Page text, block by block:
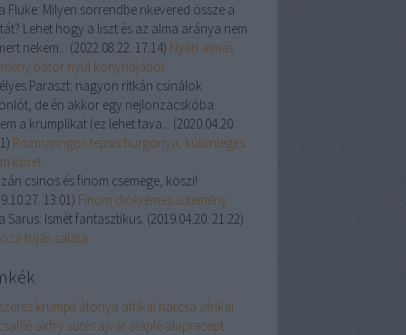
Fluke: Milyen sorrendbe nkevered össze a
Lehet hogy a liszt és az alma aránya nem
nekem... (2022.08.22. 17:14) Nyári almás
bátor nyúl konyhájából.
Paraszt: nagyon ritkán csinálok
de én akkor egy nejlonzacskóba
a krumplikat (ez lehet tava... (2020.04.20.
) Rozmaringos tepsis burgonya, különleges
köret.
csinos és finom csemege, köszi!
13:01) Finom diókrémes sütemény.
Sarus: Ismét fantasztikus. (2019.04.20. 21:22)
tojás saláta.
krumpli áfonya afrikai harcsa afrikai
airfry sütés ajvár alaplé alaprecept